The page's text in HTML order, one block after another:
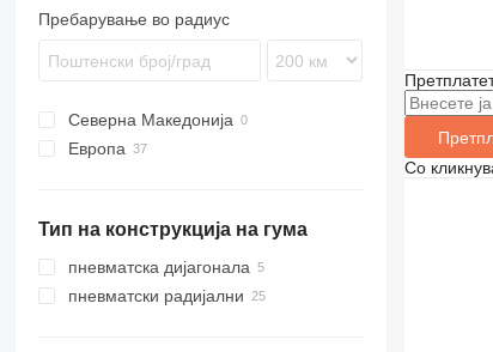
Пребарување во радиус
Северна Македонија
Европа
Полска
Норвешка
Холандија
Тип на конструкција на гума
пневматска дијагонала
пневматски радијални
Со